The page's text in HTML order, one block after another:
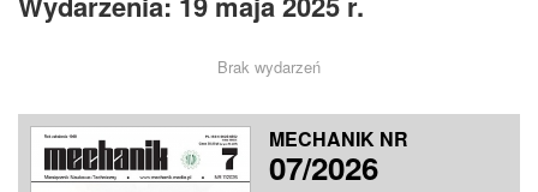
Brak wydarzeń
MECHANIK NR
07/2026